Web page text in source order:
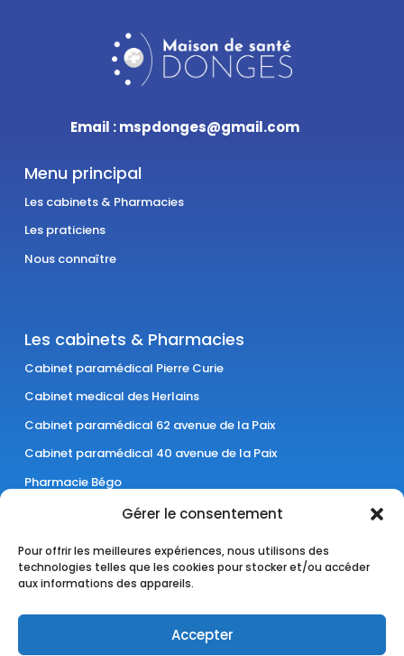
Gérer le consentement
Pour offrir les meilleures expériences, nous utilisons des
technologies telles que les cookies pour stocker et/ou accéder
aux informations des appareils.
Accepter
Email : mspdonges@gmail.com
Menu principal
Les cabinets & Pharmacies
Les praticiens
Nous connaître
Les cabinets & Pharmacies
Cabinet paramédical Pierre Curie
Cabinet medical des Herlains
Cabinet paramédical 62 avenue de la Paix
Cabinet paramédical 40 avenue de la Paix
Pharmacie Bégo
Pharmacie Lelièvre